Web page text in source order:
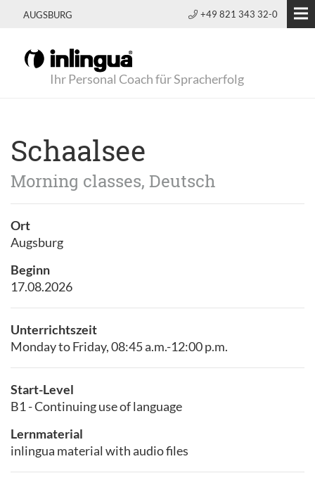
AUGSBURG +49 821 343 32-0
Ihr Personal Coach für Spracherfolg
Schaalsee
Morning classes, Deutsch
Ort
Augsburg
Beginn
17.08.2026
Unterrichtszeit
Monday to Friday, 08:45 a.m.-12:00 p.m.
Start-Level
B1 - Continuing use of language
Lernmaterial
inlingua material with audio files